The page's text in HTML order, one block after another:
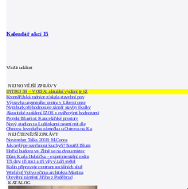
Kalendář akcí 15
Vložit událost
NEJNOVĚJŠÍ ZPRÁVY
INTRO 30 – VODA: aktuální vydání je již
Kroměřížská radnice získala stavební pov
Výstavba urgentního centra v Liberci ome
Nymburk přehodnocuje záměr stavby školky
Akustické zasklení IZOS s ověřenými hodnotami
Projekt Blueriot: Kancelářské prostory
Nový stadion za Lužánkami nesmí mít dle
Obnova loveckého zámečku u Ostrova na Ka
NEJČTENĚJŠÍ ZPRÁVY
November Talks 2018: M.Corea
Jak nejlépe navrhnout kuchyň? Soutěž Blum
Hořící budova ve Zlíně se na dvou místec
Dům Karla Hubáčka – experimentální rodin
Tři dny, tři noci a tři vily v záři světel
Kolín připravuje centrum sociálních služ
World of Volvo očima architekta Martina
Otevření náměstí Jiřího z Poděbrad
KATALOG